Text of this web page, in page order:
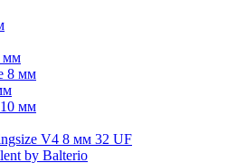
мм
8 мм
мм
V4 8 мм 32 UF